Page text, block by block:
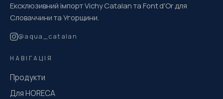
Ексклюзивний імпорт Vichy Catalan та Font d'Or для
Словаччини та Угорщини.
@aqua_catalan
НАВІГАЦІЯ
Продукти
Для HORECA